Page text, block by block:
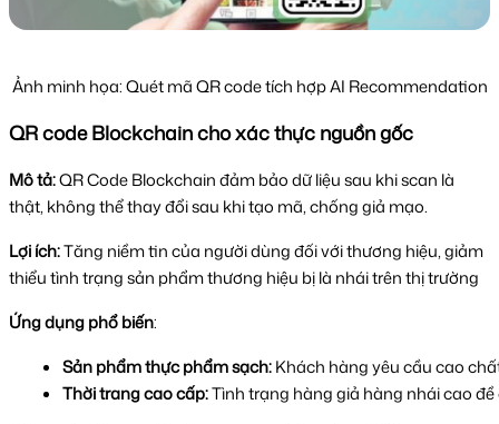
Ảnh minh họa: Quét mã QR code tích hợp AI Recommendation
QR code Blockchain cho xác thực nguồn gốc
Mô tả:QR Code Blockchain đảm bảo dữ liệu sau khi scan là
thật, không thể thay đổi sau khi tạo mã, chống giả mạo.
Lợi ích:Tăng niềm tin của người dùng đối với thương hiệu, giảm
thiểu tình trạng sản phẩm thương hiệu bị là nháitrên thị trường
Ứng dụng phổ biến:
Sản phẩm thực phẩm sạch: Khách hàng yêu cầu cao
Thời trang cao cấp: Tình trạng hàng giả hàng nhái cao